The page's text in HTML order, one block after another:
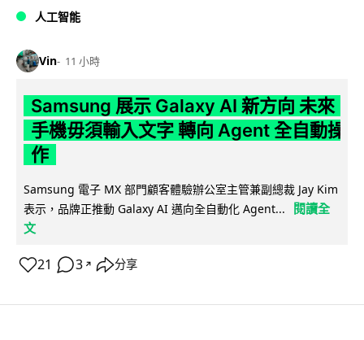
人工智能
Vin 11 小時
Samsung 展示 Galaxy AI 新方向 未來
手機毋須輸入文字 轉向 Agent 全自動操
作
Samsung 電子 MX 部門顧客體驗辦公室主管兼副總裁 Jay Kim
表示，品牌正推動 Galaxy AI 邁向全自動化 Agent...
閱讀全
文
21 3 ↗ 分享